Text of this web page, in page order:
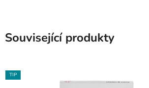
Související produkty
TIP